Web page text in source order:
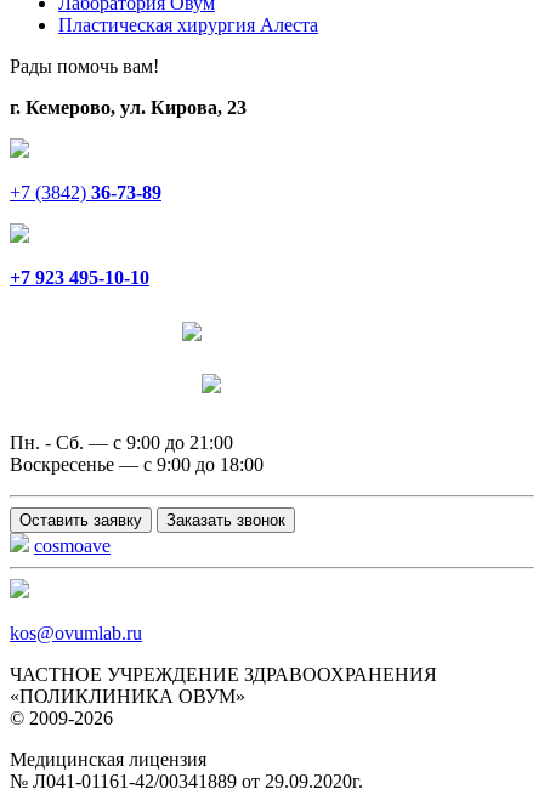
Пластическая хирургия Алеста
Рады помочь вам!
г. Кемерово, ул. Кирова, 23
+7 (3842) 36-73-89
+7 923 495-10-10
Пн. - Сб. — с 9:00 до 21:00
Воскресенье — с 9:00 до 18:00
Оставить заявку Заказать звонок
cosmoave
kos@ovumlab.ru
ЧАСТНОЕ УЧРЕЖДЕНИЕ ЗДРАВООХРАНЕНИЯ
«ПОЛИКЛИНИКА ОВУМ»
© 2009-2026
Медицинская лицензия
№ Л041‑01161‑42/00341889 от 29.09.2020г.